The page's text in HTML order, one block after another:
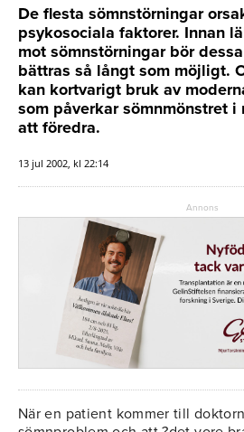
De flesta sömnstörningar
psykosociala faktorer. Innan
mot sömnstörningar bör
bättras så långt som möjligt.
kan kortvarigt bruk av
som påverkar sömnmönstret i
att föredra.
13 jul 2002, kl 22:14
Annons
När en patient kommer till